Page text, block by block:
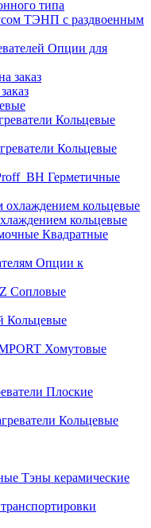
типа
ТЭНП с раздвоенным
Опции для
Кольцевые
Кольцевые
Герметичные
кольцевые
Квадратные
Опции к
Cопловые
Кольцевые
Хомутовые
Плоские
Кольцевые
Тэны керамические